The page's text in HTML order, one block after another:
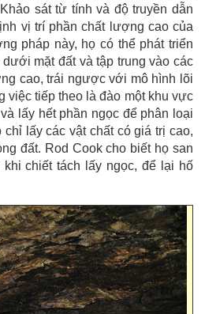
sát từ tính và độ truyền dẫn
vị trí phần chất lượng cao của
pháp này, họ có thể phát triển
mặt đất và tập trung vào các
cao, trái ngược với mô hình lõi
việc tiếp theo là đào một khu vực
lấy hết phần ngọc để phân loại
lấy các vật chất có giá trị cao,
đất. Rod Cook cho biết họ san
khi chiết tách lấy ngọc, để lại hố